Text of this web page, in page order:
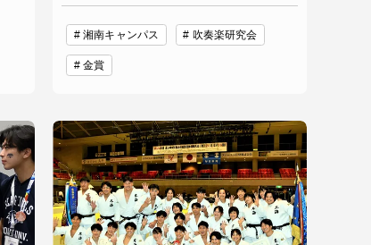
湘南キャンパス 吹奏楽研究会
金賞
静岡キャンパス 熊本キャンパス